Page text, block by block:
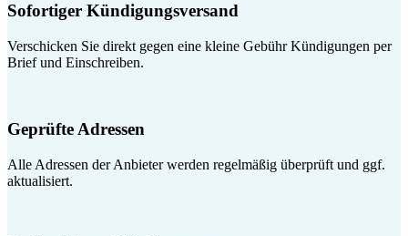
Sofortiger Kündigungsversand
Verschicken Sie direkt gegen eine kleine Gebühr Kündigungen per
Brief und Einschreiben.
Geprüfte Adressen
Alle Adressen der Anbieter werden regelmäßig überprüft und ggf.
aktualisiert.